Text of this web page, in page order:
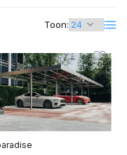
Toon: